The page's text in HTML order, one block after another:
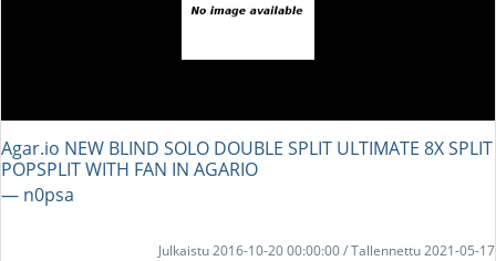
Agar.io NEW BLIND SOLO DOUBLE SPLIT ULTIMATE 8X SPLIT
POPSPLIT WITH FAN IN AGARIO
― n0psa
Julkaistu 2016-10-20 00:00:00 / Tallennettu 2021-05-17